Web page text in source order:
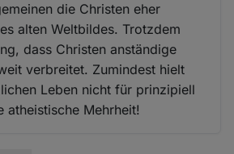
die Christen eher
alten Weltbildes. Trotzdem
dass Christen anständige
verbreitet. Zumindest hielt
Leben nicht für prinzipiell
atheistische Mehrheit!